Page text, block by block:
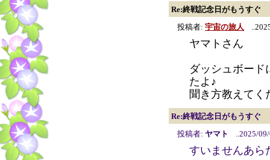
Re:終戦記念日がもうすぐ
投稿者: 宇宙の旅人
ヤマトさん
ダッシュボード
たよ♪
聞き方教えてく
Re:終戦記念日がもうすぐ
投稿者: ヤマト ..2025/09/
すいませんあら